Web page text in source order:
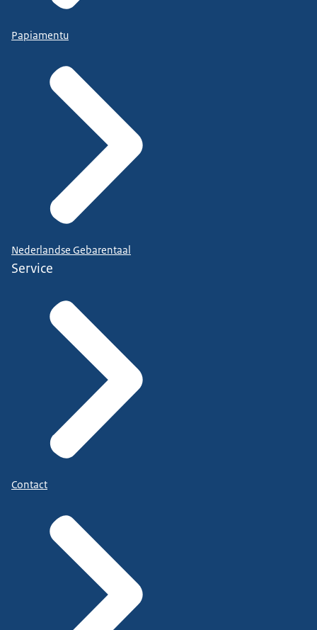
Papiamentu
Nederlandse Gebarentaal
Service
Contact